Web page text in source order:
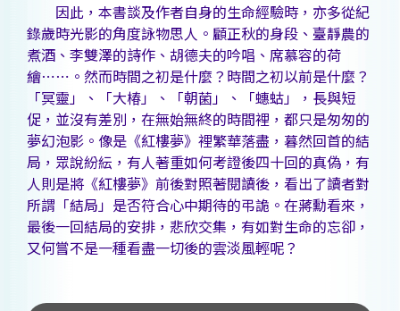
因此，本書談及作者自身的生命經驗時，亦多從紀
錄歲時光影的角度詠物思人。顧正秋的身段、臺靜農的
煮酒、李雙澤的詩作、胡德夫的吟唱、席慕容的荷
繪⋯⋯。然而時間之初是什麼？時間之初以前是什麼？
「冥靈」、「大椿」、「朝菌」、「蟪蛄」，長與短
促，並沒有差別，在無始無終的時間裡，都只是匆匆的
夢幻泡影。像是《紅樓夢》裡繁華落盡，暮然回首的結
局，眾說紛紜，有人著重如何考證後四十回的真偽，有
人則是將《紅樓夢》前後對照著閱讀後，看出了讀者對
所謂「結局」是否符合心中期待的弔詭。在蔣勳看來，
最後一回結局的安排，悲欣交集，有如對生命的忘卻，
又何嘗不是一種看盡一切後的雲淡風輕呢？